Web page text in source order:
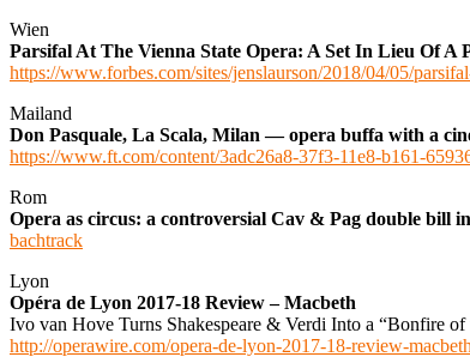
Wien
Parsifal At The Vienna State Opera: A Set In Lieu Of A
https://www.forbes.com/sites/jenslaurson/2018/04/05/
Mailand
Don Pasquale, La Scala, Milan — opera buffa with a
https://www.ft.com/content/3adc26a8-37f3-11e8-b161-
Rom
Opera as circus: a controversial Cav & Pag double bill
bachtrack
Lyon
Opéra de Lyon 2017-18 Review – Macbeth
Ivo van Hove Turns Shakespeare & Verdi Into a “Bonfire of
http://operawire.com/opera-de-lyon-2017-18-review-